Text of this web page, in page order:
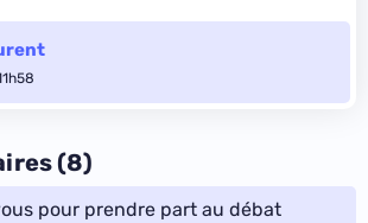
(8)
pour prendre part au débat